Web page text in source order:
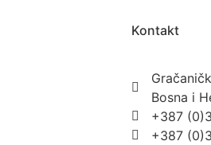
Kontakt
Bosna i
+387
+387